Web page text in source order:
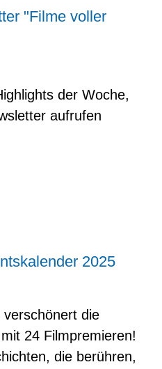
"Filme voller
der Woche,
aufrufen
2025
verschönert die
24 Filmpremieren!
die berühren,